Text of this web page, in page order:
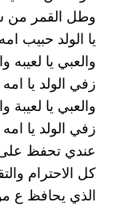
وطل القمر من
يا الولد حبيب
والعبي يا لعيبه
زفي الولد يا
والعبي يا لعيبة
زفي الولد يا
عندي تحفظ على
كل الاحترام
الذي يحافظ ع